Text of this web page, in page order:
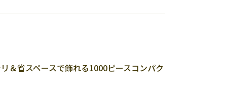
＆省スペースで飾れる1000ピースコンパク